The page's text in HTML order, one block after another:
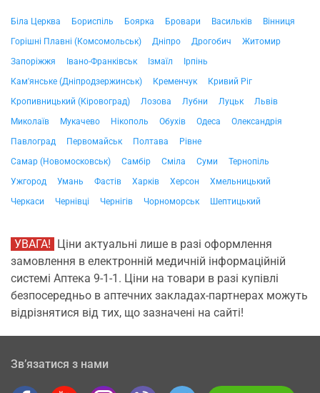
Біла Церква Бориспіль Боярка Бровари Васильків
Вінниця
Горішні Плавні (Комсомольськ)
Дніпро Дрогобич
Житомир
Запоріжжя
Івано-Франківськ Ізмаїл
Ірпінь
Кам'янське (Дніпродзержинськ)
Кременчук
Кривий Ріг
Кропивницький (Кіровоград)
Лозова Лубни Луцьк
Львів
Миколаїв
Мукачево Нікополь Обухів Одеса
Олександрія
Павлоград
Первомайськ Полтава
Рівне
Самар (Новомосковськ)
Самбір Сміла Суми
Тернопіль
Ужгород
Умань Фастів Харків Херсон
Хмельницький
Черкаси
Чернівці Чернігів Чорноморськ Шептицький
УВАГА! Ціни актуальні лише в разі оформлення
замовлення в електронній медичній інформаційній
системі Аптека 9-1-1. Ціни на товари в разі купівлі
безпосередньо в аптечних закладах-партнерах можуть
відрізнятися від тих, що зазначені на сайті!
Зв’язатися з нами